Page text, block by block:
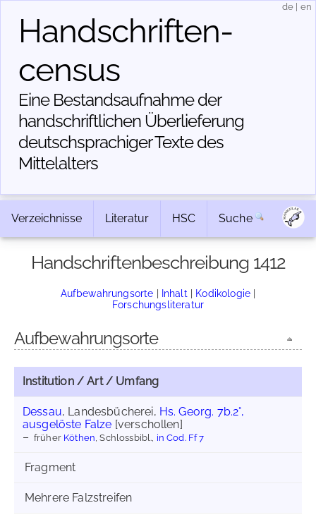
Handschriften­
census
Eine Bestandsaufnahme der
handschriftlichen Über­lieferung
deutschsprachiger Texte des
Mittelalters
de en
Verzeichnisse Literatur HSC Suche
Handschriftenbeschreibung 1412
Aufbewahrungsorte | Inhalt | Kodikologie |
Forschungsliteratur
Aufbewahrungsorte
Institution / Art / Umfang
Dessau, Landesbücherei, Hs. Georg. 7b.2°,
ausgelöste Falze [verschollen]
früher Köthen , Schlossbibl., in Cod. Ff 7
Fragment
Mehrere Falzstreifen